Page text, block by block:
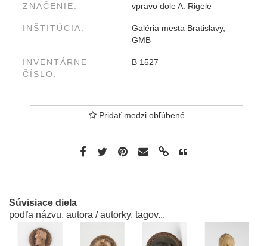
ZNAČENIE: vpravo dole A. Rigele
INŠTITÚCIA:
Galéria mesta Bratislavy,
GMB
INVENTÁRNE
ČÍSLO:
B 1527
Pridať medzi obľúbené
Súvisiace diela
podľa názvu, autora / autorky, tagov...